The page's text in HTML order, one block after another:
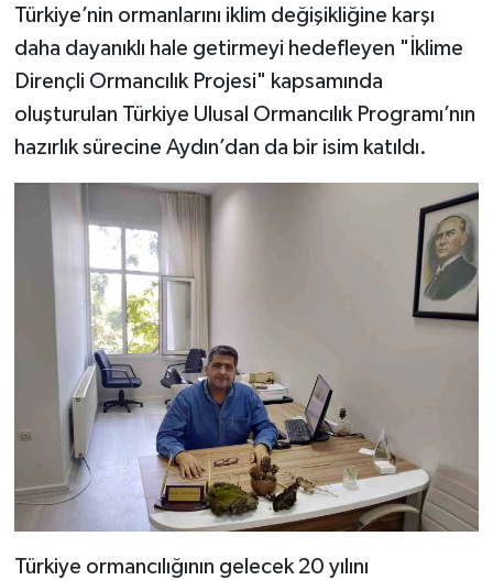
Türkiye’nin ormanlarını iklim değişikliğine karşı
daha dayanıklı hale getirmeyi hedefleyen "İklime
Dirençli Ormancılık Projesi" kapsamında
oluşturulan Türkiye Ulusal Ormancılık Programı’nın
hazırlık sürecine Aydın’dan da bir isim katıldı.
Türkiye ormancılığının gelecek 20 yılını